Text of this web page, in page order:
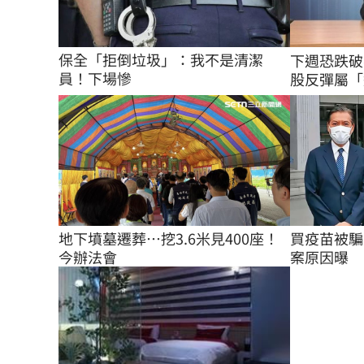
保全「拒倒垃圾」：我不是清潔
員！下場慘
下週恐跌
股反彈屬
地下墳墓遷葬…挖3.6米見400座！
今辦法會
買疫苗被
案原因曝